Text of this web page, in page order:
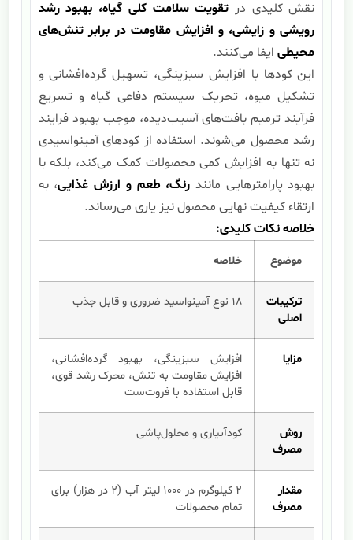
نقش کلیدی در تقویت سلامت کلی گیاه، بهبود رشد
رویشی و زایشی، و افزایش مقاومت در برابر تنش‌های
محیطیایفا می‌کنند.
این کودها با افزایش سبزینگی، تسهیل گرده‌افشانی و
تشکیل میوه، تحریک سیستم دفاعی گیاه و تسریع
فرآیند ترمیم بافت‌های آسیب‌دیده، موجب بهبود فرایند
رشد محصول می‌شوند. استفاده از کودهای آمینواسیدی
نه تنها به افزایش کمی محصولات کمک می‌کند، بلکه با
بهبود پارامترهایی مانند رنگ، طعم و ارزش غذایی، به
ارتقاء کیفیت نهایی محصول نیز یاری می‌رساند.
خلاصه نکات کلیدی:
موضوع خلاصه
ترکیبات
اصلی
۱۸ نوع آمینواسید ضروری و قابل جذب
مزایا
افزایش سبزینگی، بهبود گرده‌افشانی،
افزایش مقاومت به تنش، محرک رشد قوی،
قابل استفاده با فروت‌ست
روش
مصرف
کودآبیاری و محلول‌پاشی
مقدار
مصرف
۲ کیلوگرم در ۱۰۰۰ لیتر آب (۲ در هزار) برای
تمام محصولات